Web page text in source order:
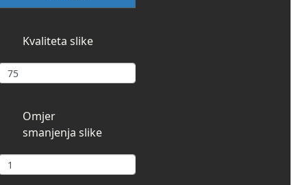
Kvaliteta slike
Omjer
smanjenja slike